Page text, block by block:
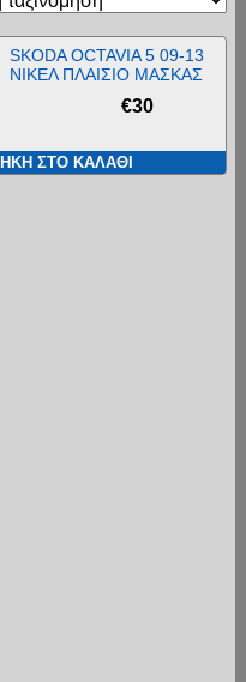
SKODA OCTAVIA 5 09-13
ΝΙΚΕΛ ΠΛΑΙΣΙΟ ΜΑΣΚΑΣ
€30
ΣΤΟ ΚΑΛΆΘΙ